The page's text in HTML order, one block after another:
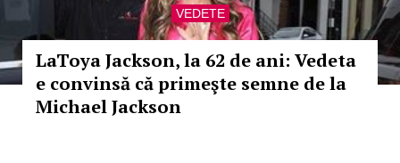
VEDETE
LaToya Jackson, la 62 de ani: Vedeta
e convinsă că primeşte semne de la
Michael Jackson